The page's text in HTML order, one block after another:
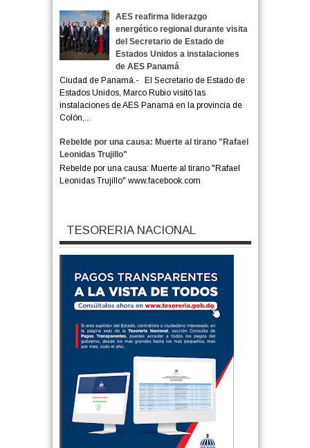
AES reafirma liderazgo
energético regional durante visita
del Secretario de Estado de
Estados Unidos a instalaciones
de AES Panamá
Ciudad de Panamá.- El Secretario de Estado de
Estados Unidos, Marco Rubio visitó las
instalaciones de AES Panamá en la provincia de
Colón,...
Rebelde por una causa: Muerte al tirano "Rafael
Leonidas Trujillo"
Rebelde por una causa: Muerte al tirano "Rafael
Leonidas Trujillo" www.facebook.com
TESORERIA NACIONAL